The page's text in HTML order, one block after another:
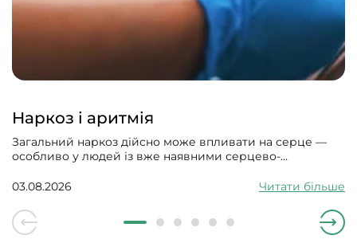
Наркоз і аритмія
Загальний наркоз дійсно може впливати на серце —
особливо у людей із вже наявними серцево-
серцевого ритму, гіпотонію, зменшити силу скорочень
03.08.2026 Читати більше